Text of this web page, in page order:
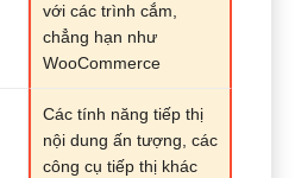
với các trình cắm,
chẳng hạn như
WooCommerce
Các tính năng tiếp thị
nội dung ấn tượng, các
công cụ tiếp thị khác